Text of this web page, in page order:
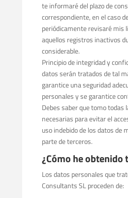
te informaré del plazo de
correspondiente, en el caso
periódicamente revisaré mis
aquellos registros inactivos
considerable.
Principio de integridad y
datos serán tratados de tal
garantice una seguridad
personales y se garantice
Debes saber que tomo todas
necesarias para evitar el
uso indebido de los datos de
parte de terceros.
¿Cómo he obtenido
Los datos personales que
Consultants SL proceden de: